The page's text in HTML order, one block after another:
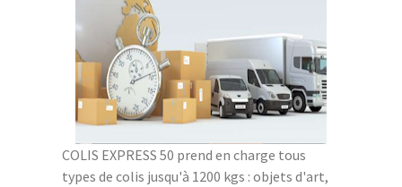
COLIS EXPRESS 50 prend en charge tous
types de colis jusqu'à 1200 kgs : objets d'art,